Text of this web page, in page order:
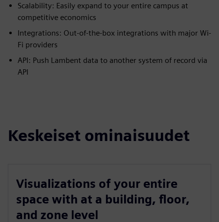
Scalability: Easily expand to your entire campus at
competitive economics
Integrations: Out-of-the-box integrations with major Wi-
Fi providers
API: Push Lambent data to another system of record via
API
Keskeiset ominaisuudet
Visualizations of your entire
space with at a building, floor,
and zone level